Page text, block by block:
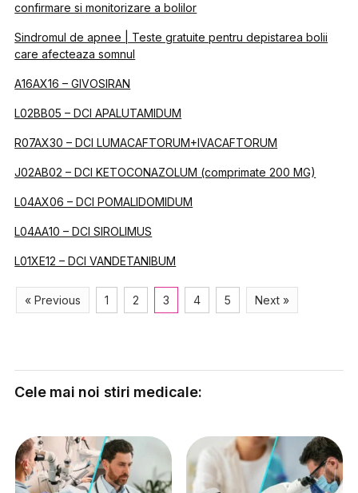
confirmare si monitorizare a bolilor
Sindromul de apnee | Teste gratuite pentru depistarea bolii
care afecteaza somnul
A16AX16 – GIVOSIRAN
L02BB05 – DCI APALUTAMIDUM
R07AX30 – DCI LUMACAFTORUM+IVACAFTORUM
J02AB02 – DCI KETOCONAZOLUM (comprimate 200 MG)
L04AX06 – DCI POMALIDOMIDUM
L04AA10 – DCI SIROLIMUS
L01XE12 – DCI VANDETANIBUM
« Previous 1 2 3 4 5 Next »
Cele mai noi stiri medicale: